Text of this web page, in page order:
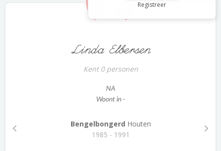
Registreer
Linda Elbersen
Kent 0 personen
NA
Woont in -
Bengelbongerd Houten
1985 - 1991